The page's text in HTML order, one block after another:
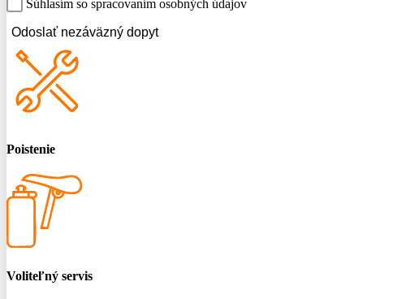
Súhlasím so spracovaním osobných údajov
Odoslať nezáväzný dopyt
Poistenie
Voliteľný servis